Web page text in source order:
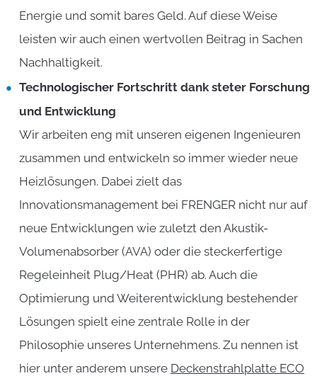
Energie und somit bares Geld. Auf diese Weise
leisten wir auch einen wertvollen Beitrag in Sachen
Nachhaltigkeit.
Technologischer Fortschritt dank steter Forschung
und Entwicklung
Wir arbeiten eng mit unseren eigenen Ingenieuren
zusammen und entwickeln so immer wieder neue
Heizlösungen. Dabei zielt das
Innovationsmanagement bei FRENGER nicht nur auf
neue Entwicklungen wie zuletzt den Akustik-
Volumenabsorber (AVA) oder die steckerfertige
Regeleinheit Plug/Heat (PHR) ab. Auch die
Optimierung und Weiterentwicklung bestehender
Lösungen spielt eine zentrale Rolle in der
Philosophie unseres Unternehmens. Zu nennen ist
hier unter anderem unsere Deckenstrahlplatte ECO